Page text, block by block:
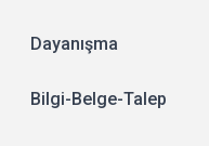
Dayanışma
Bilgi-Belge-Talep